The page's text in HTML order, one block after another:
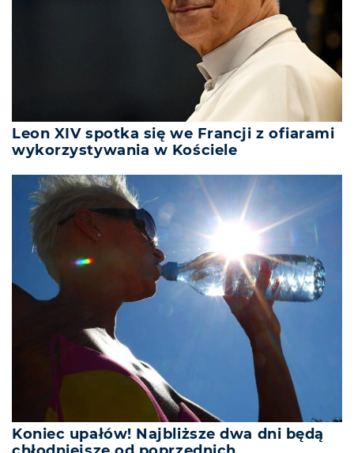
Leon XIV spotka się we Francji z ofiarami
wykorzystywania w Kościele
Koniec upałów! Najbliższe dwa dni będą